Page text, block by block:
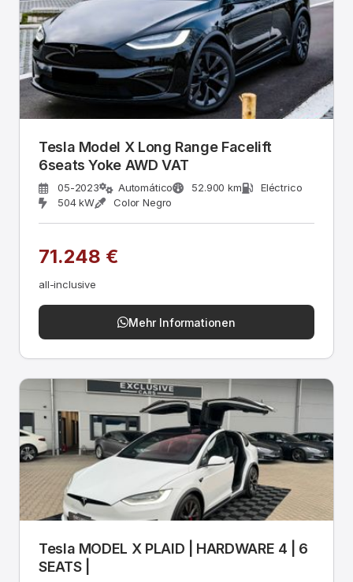
Tesla Model X Long Range Facelift
6seats Yoke AWD VAT
05-2023 Automático 52.900 km
Eléctrico
504 kW
Color Negro
71.248 €
all-inclusive
Mehr Informationen
Tesla MODEL X PLAID | HARDWARE 4 | 6
SEATS |